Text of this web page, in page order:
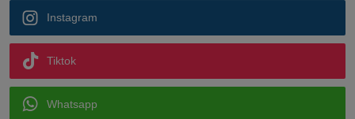
Instagram
Tiktok
Whatsapp